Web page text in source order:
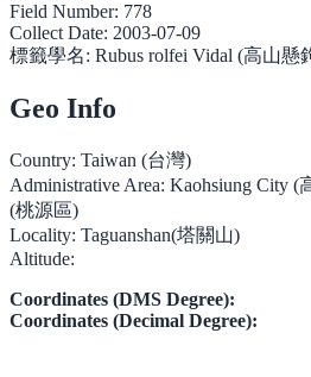
Field Number: 778
Collect Date: 2003-07-09
標籤學名: Rubus rolfei Vidal (高山懸
Geo Info
Country: Taiwan (台灣)
Administrative Area: Kaohsiung City (
(桃源區)
Locality: Taguanshan(塔關山)
Altitude:
Coordinates (DMS Degree):
Coordinates (Decimal Degree):